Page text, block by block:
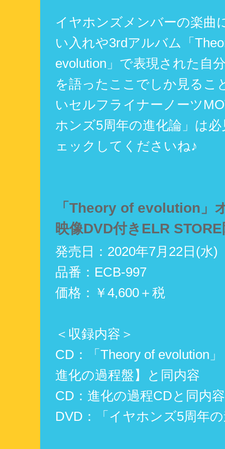
イヤホンズメンバーの楽曲
い入れや3rdアルバム「
evolution」で表現された自
を語ったここでしか見るこ
いセルフライナーノーツ
ホンズ5周年の進化論」は
ェックしてくださいね♪
「Theory of evolution」
映像DVD付きELR
発売日：2020年7月22日(水)
品番：ECB-997
価格：￥4,600＋税
＜収録内容＞
CD：「Theory of evolution
進化の過程盤】と同内容
CD：進化の過程CDと同内容
DVD：「イヤホンズ5周年